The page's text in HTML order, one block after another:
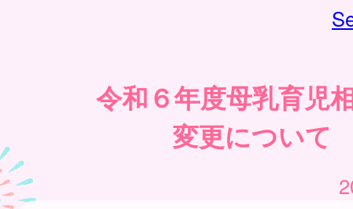
令和６年度母乳育児
変更について